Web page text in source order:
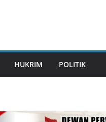
HUKRIM POLITIK